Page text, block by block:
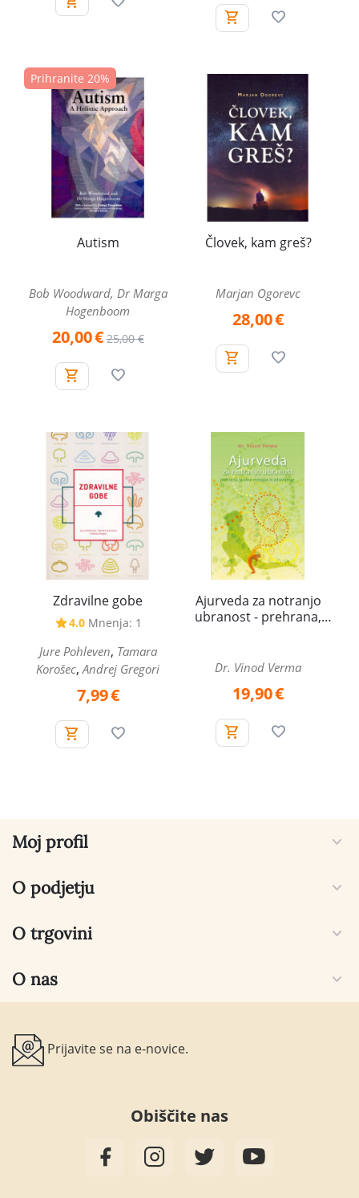
Prihranite 20%
Autism
Bob Woodward, Dr Marga
Hogenboom
20,00€ 25,00 €
Človek, kam greš?
Marjan Ogorevc
28,00€
Zdravilne gobe
4.0 Mnenja: 1
Jure Pohleven, Tamara
Korošec,Andrej Gregori
7,99€
Ajurveda za notranjo
ubranost - prehrana,
Dr. Vinod Verma
19,90€
Moj profil
O podjetju
O trgovini
O nas
Prijavite se na e-novice.
Obiščite nas